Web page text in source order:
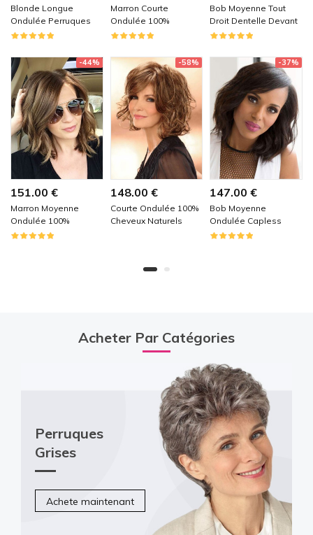
Blonde Longue
Ondulée Perruques
Cheveux Naturels
-44%
151.00 €
Marron Moyenne
Ondulée 100%
Cheveux Naturels
Marron Courte
Ondulée 100%
Cheveux Naturels
-58%
148.00 €
Courte Ondulée 100%
Cheveux Naturels
Bob Moyenne Tout
Droit Dentelle Devant
100% Cheveux
-37%
147.00 €
Bob Moyenne
Ondulée Capless
Perruques Cheveux
Acheter Par Catégories
Perruques
Grises
Achete maintenant